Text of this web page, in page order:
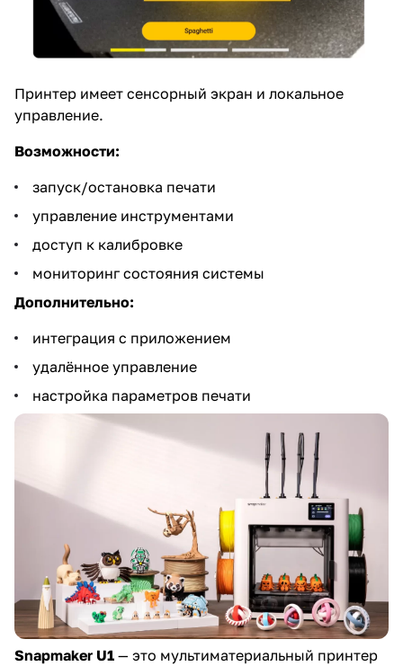
Принтер имеет сенсорный экран и локальное
управление.
Возможности:
запуск/остановка печати
управление инструментами
доступ к калибровке
мониторинг состояния системы
Дополнительно:
интеграция с приложением
удалённое управление
настройка параметров печати
Snapmaker U1 — это мультиматериальный принтер